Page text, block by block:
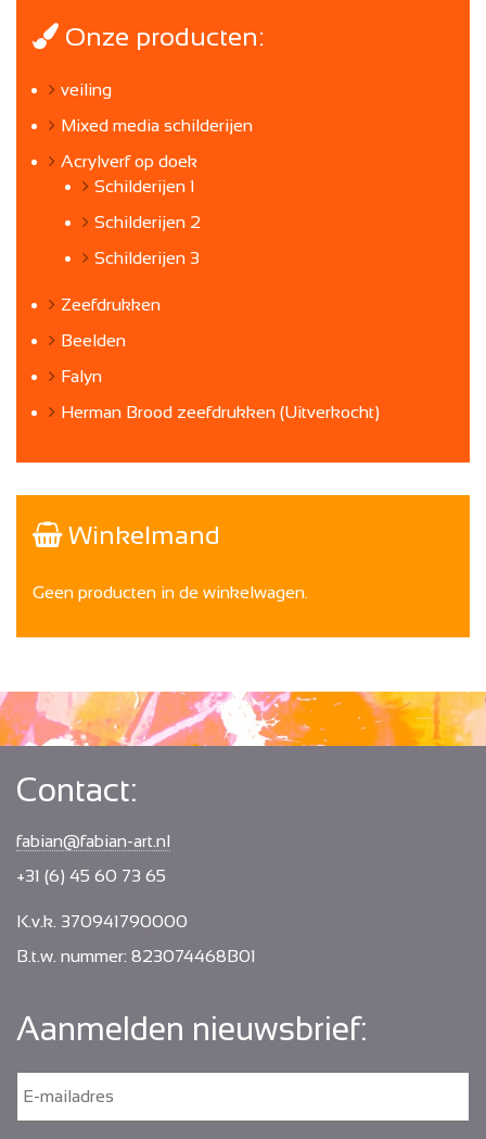
Onze producten:
veiling
Mixed media schilderijen
Acrylverf op doek
Schilderijen 1
Schilderijen 2
Schilderijen 3
Zeefdrukken
Beelden
Falyn
Herman Brood zeefdrukken (Uitverkocht)
Winkelmand
Geen producten in de winkelwagen.
Contact:
fabian@fabian-art.nl
+31 (6) 45 60 73 65
K.v.k. 370941790000
B.t.w. nummer: 823074468B01
Aanmelden nieuwsbrief:
E